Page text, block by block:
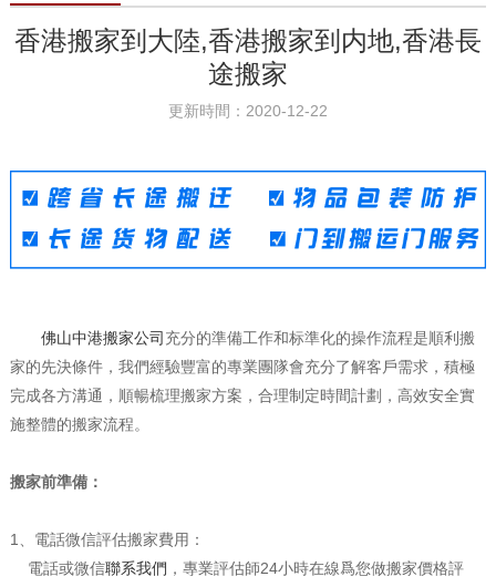
香港搬家到大陸,香港搬家到内地,香港長
途搬家
更新時間：2020-12-22
佛山中港搬家公司 充分的準備工作和标準化的操作流程是順利搬
家的先決條件，我們經驗豐富的專業團隊會充分了解客戶需求，積極
完成各方溝通，順暢梳理搬家方案，合理制定時間計劃，高效安全實
施整體的搬家流程。
搬家前準備：
1、電話微信評估搬家費用：
電話或微信聯系我們 ，專業評估師24小時在線爲您做搬家價格評